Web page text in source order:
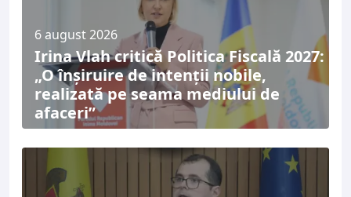
6 august 2026
Irina Vlah critică Politica Fiscală 2027:
„O înșiruire de intenții nobile,
realizată pe seama mediului de
afaceri”